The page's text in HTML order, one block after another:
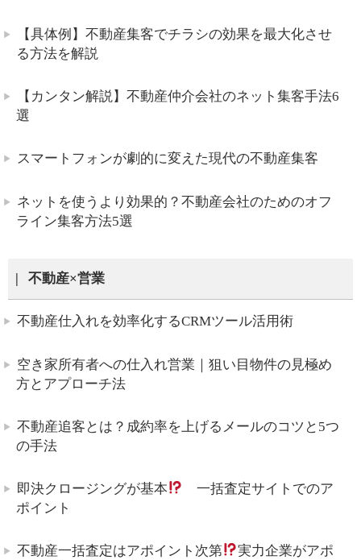
【具体例】不動産集客でチラシの効果を最大化させ
る方法を解説
【カンタン解説】不動産仲介会社のネット集客手法6
選
スマートフォンが劇的に変えた現代の不動産集客
ネットを使うより効果的？不動産会社のためのオフ
ライン集客方法5選
不動産×営業
不動産仕入れを効率化するCRMツール活用術
空き家所有者への仕入れ営業｜狙い目物件の見極め
方とアプローチ法
不動産追客とは？成約率を上げるメールのコツと5つ
の手法
即決クロージングが基本
一括査定サイトでのア
ポイント
不動産一括査定はアポイント次第
実力企業がアポ